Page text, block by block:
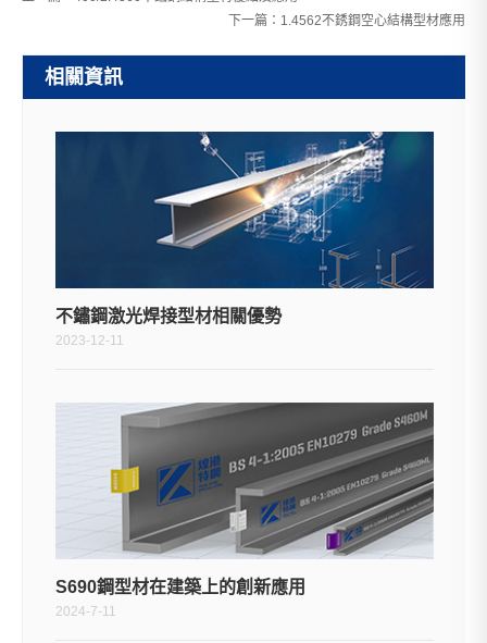
下一篇： 1.4562不銹鋼空心結構型材應用
相關資訊
不鏽鋼激光焊接型材相關優勢
2023-12-11
S690鋼型材在建築上的創新應用
2024-7-11